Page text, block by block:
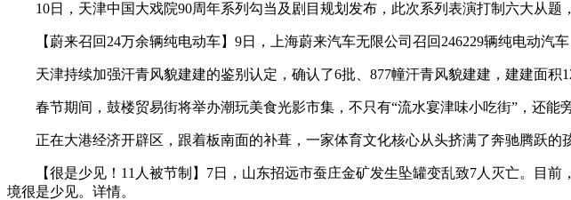
10日，天津中国大戏院90周年系列勾当及剧目规划发布，此次系列表演打制六大从题，
【蔚来召回24万余辆纯电动车】9日，上海蔚来汽车无限公司召回246229辆纯电动汽
天津持续加强汗青风貌建建的鉴别认定，确认了6批、877幢汗青风貌建建，建建面积
春节期间，鼓楼贸易街将举办潮玩美食光影市集，不只有“流水宴津味小吃街”，还能旁
正在大港经济开辟区，跟着板南面的补葺，一家体育文化核心从头挤满了奔驰腾跃的
【很是少见！11人被节制】7日，山东招远市蚕庄金矿发生坠罐变乱致7人灭亡。目前
境很是少见。详情。